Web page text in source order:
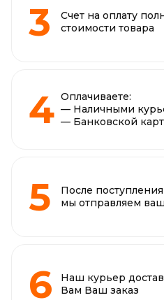
Счет на оплату
стоимости товара
Оплачиваете:
— Наличными
— Банковской
После
мы отправляем
Наш курьер
Вам Ваш заказ